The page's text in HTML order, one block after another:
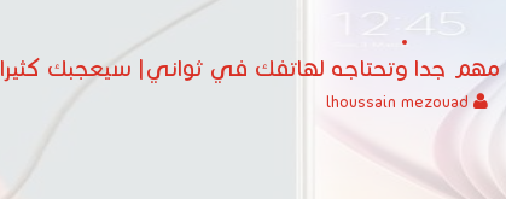
جدا وتحتاجه لهاتفك في ثواني| سيعجبك كثيرا